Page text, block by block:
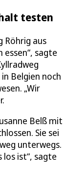
testen
Röhrig aus
essen“, sagte
Belgien noch
„Wir
Belß mit
Sie sei
unterwegs.
los ist“, sagte